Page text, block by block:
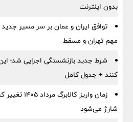
بدون اینترنت
توافق ایران و عمان بر سر مسیر
مهم تهران و مسقط
کنند + جدول کامل
زمان واریز
شارژ می‌شود